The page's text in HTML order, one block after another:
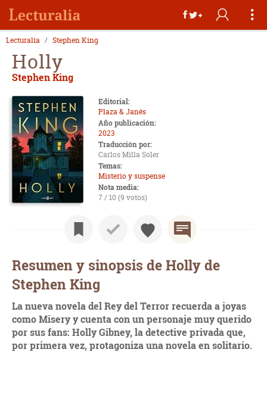
Lecturalia Stephen King
Holly
Stephen King
Editorial:
Plaza & Janés
Año publicación:
2023
Traducción por:
Carlos Milla Soler
Temas:
Misterio y suspense
Nota media:
7 / 10 (9 votos)
Resumen y sinopsis de Holly de
Stephen King
La nueva novela del Rey del Terror recuerda a joyas
como Misery y cuenta con un personaje muy querido
por sus fans: Holly Gibney, la detective privada que,
por primera vez, protagoniza una novela en solitario.